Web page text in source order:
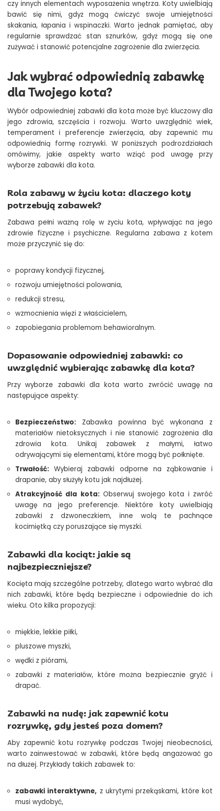
czy innych elementach wyposażenia wnętrza. Koty uwielbiają
bawić się nimi, gdyż mogą ćwiczyć swoje umiejętności
skakania, łapania i wspinaczki. Warto jednak pamiętać, aby
regularnie sprawdzać stan sznurków, gdyż mogą się one
zużywać i stanowić potencjalne zagrożenie dla zwierzęcia.
Jak wybrać odpowiednią zabawkę
dla Twojego kota?
Wybór odpowiedniej zabawki dla kota może być kluczowy dla
jego zdrowia, szczęścia i rozwoju. Warto uwzględnić wiek,
temperament i preferencje zwierzęcia, aby zapewnić mu
odpowiednią formę rozrywki. W poniższych podrozdziałach
omówimy, jakie aspekty warto wziąć pod uwagę przy
wyborze zabawki dla kota.
Rola zabawy w życiu kota: dlaczego koty
potrzebują zabawek?
Zabawa pełni ważną rolę w życiu kota, wpływając na jego
zdrowie fizyczne i psychiczne. Regularna zabawa z kotem
może przyczynić się do:
poprawy kondycji fizycznej,
rozwoju umiejętności polowania,
redukcji stresu,
wzmocnienia więzi z właścicielem,
zapobiegania problemom behawioralnym.
Dopasowanie odpowiedniej zabawki: co
uwzględnić wybierając zabawkę dla kota?
Przy wyborze zabawki dla kota warto zwrócić uwagę na
następujące aspekty:
Bezpieczeństwo: Zabawka powinna być wykonana z
materiałów nietoksycznych i nie stanowić zagrożenia dla
zdrowia kota. Unikaj zabawek z małymi, łatwo
odrywającymi się elementami, które mogą być połknięte.
Trwałość: Wybieraj zabawki odporne na ząbkowanie i
drapanie, aby służyły kotu jak najdłużej.
Atrakcyjność dla kota:Obserwuj swojego kota i zwróć
uwagę na jego preferencje. Niektóre koty uwielbiają
zabawki z dzwoneczkiem, inne wolą te pachnące
kocimiętką czy poruszające się myszki.
Zabawki dla kociąt: jakie są
najbezpieczniejsze?
Kocięta mają szczególne potrzeby, dlatego warto wybrać dla
nich zabawki, które będą bezpieczne i odpowiednie do ich
wieku. Oto kilka propozycji:
miękkie, lekkie piłki,
pluszowe myszki,
wędki z piórami,
zabawki z materiałów, które można bezpiecznie gryźć i
drapać.
Zabawki na nudę: jak zapewnić kotu
rozrywkę, gdy jesteś poza domem?
Aby zapewnić kotu rozrywkę podczas Twojej nieobecności,
warto zainwestować w zabawki, które będą angażować go
na dłużej. Przykłady takich zabawek to:
zabawki interaktywne, z ukrytymi przekąskami, które kot
musi wydobyć,